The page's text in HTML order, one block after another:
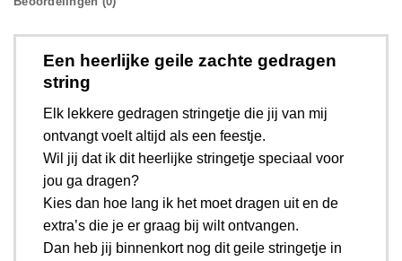
Een heerlijke geile zachte gedragen
string
Elk lekkere gedragen stringetje die jij van mij
ontvangt voelt altijd als een feestje.
Wil jij dat ik dit heerlijke stringetje speciaal voor
jou ga dragen?
Kies dan hoe lang ik het moet dragen uit en de
extra’s die je er graag bij wilt ontvangen.
Dan heb jij binnenkort nog dit geile stringetje in